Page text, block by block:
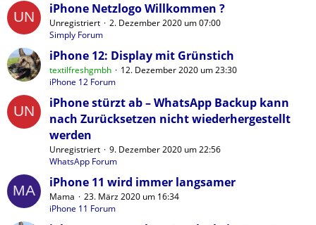
iPhone Netzlogo Willkommen ?
Unregistriert
2. Dezember 2020 um 07:00
Simply Forum
iPhone 12: Display mit Grünstich
textilfreshgmbh
12. Dezember 2020 um 23:30
iPhone 12 Forum
iPhone stürzt ab – WhatsApp Backup kann
nach Zurücksetzen nicht wiederhergestellt
werden
Unregistriert
9. Dezember 2020 um 22:56
WhatsApp Forum
iPhone 11 wird immer langsamer
Mama
23. März 2020 um 16:34
iPhone 11 Forum